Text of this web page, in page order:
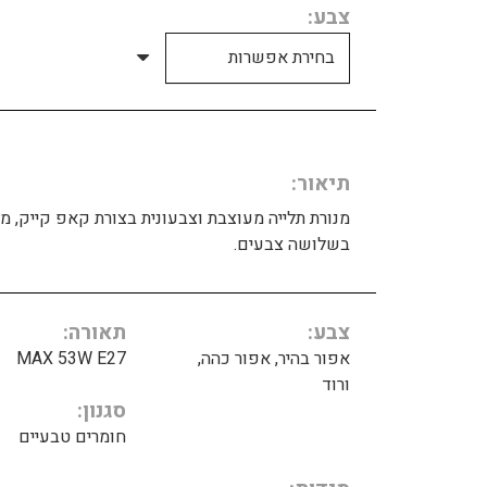
צבע
תיאור
מנורת תלייה מעוצבת וצבעונית בצורת קאפ קייק,
בשלושה צבעים.
צבע
אפור בהיר, אפור כהה,
ורוד
תאורה
MAX 53W E27
סגנון
חומרים טבעיים